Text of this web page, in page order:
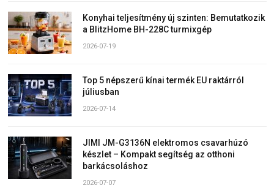
Konyhai teljesítmény új szinten: Bemutatkozik
a BlitzHome BH-228C turmixgép
2026-07-19
Top 5 népszerű kínai termék EU raktárról
júliusban
2026-07-14
JIMI JM-G3136N elektromos csavarhúzó
készlet – Kompakt segítség az otthoni
barkácsoláshoz
2026-07-07